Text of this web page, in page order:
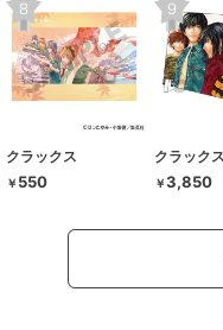
クラックス
￥ 550
クラックス
￥3,850